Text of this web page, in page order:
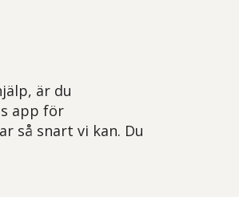
är du
app för
så snart vi kan. Du